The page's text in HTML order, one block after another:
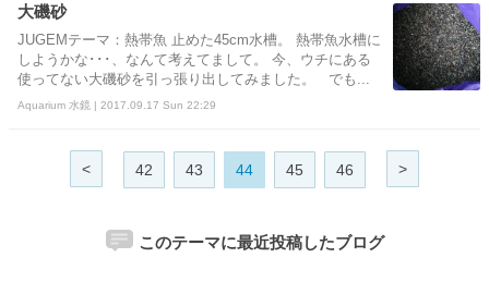
大磯砂
JUGEMテーマ：熱帯魚 止めた45cm水槽。 熱帯魚水槽に
しようかな･･･、なんて考えてまして。 今、ウチにある
使ってない大磯砂を引っ張り出してみました。 でも...
Aquarium 水鏡 | 2017.09.17 Sun 22:29
< 42 43 44 45 46 >
このテーマに最近投稿したブログ